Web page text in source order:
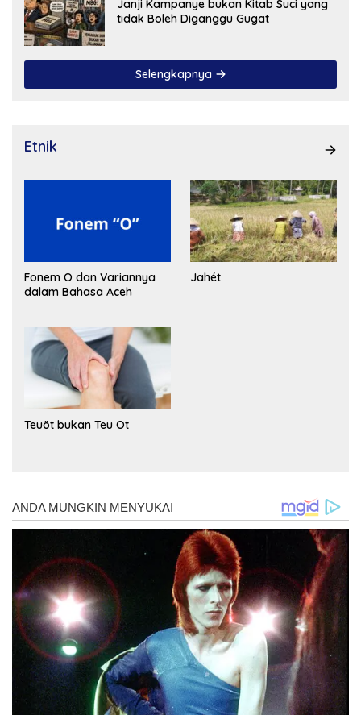
Janji Kampanye bukan Kitab Suci yang
tidak Boleh Diganggu Gugat
Selengkapnya
Etnik
Fonem O dan Variannya
dalam Bahasa Aceh
Jahét
Teuöt bukan Teu Ot